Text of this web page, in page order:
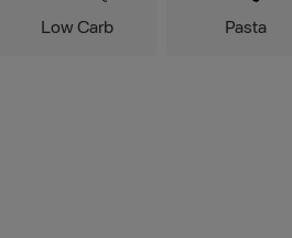
Low Carb Pasta